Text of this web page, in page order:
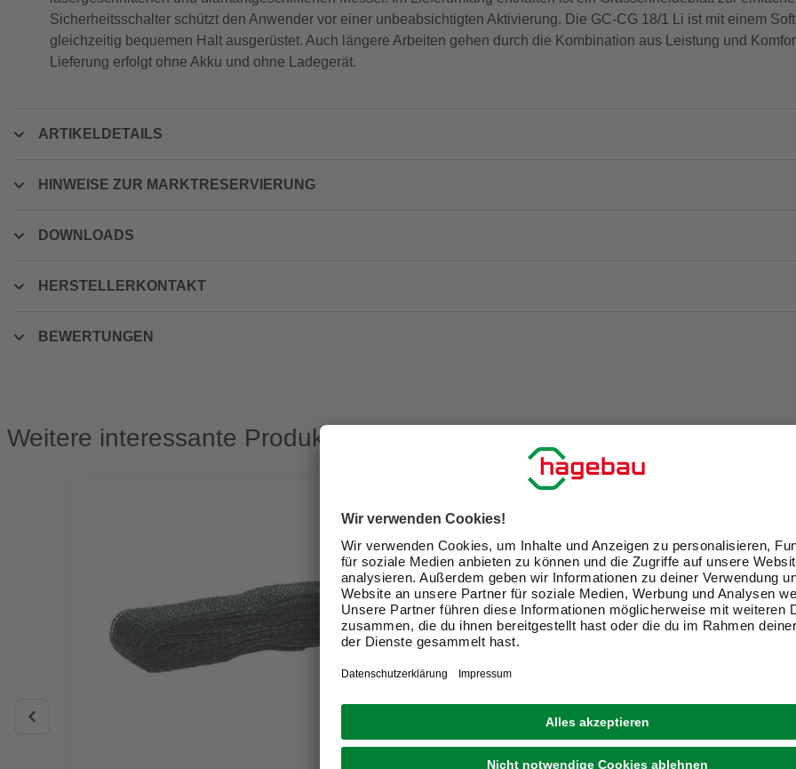
Sicherheitsschalter schützt den Anwender vor einer unbeabsichtigten Aktivierung. Die GC-CG 18/1 Li ist mit einem
gleichzeitig bequemen Halt ausgerüstet. Auch längere Arbeiten gehen durch die Kombination aus Leistung und
Lieferung erfolgt ohne Akku und ohne Ladegerät.
ARTIKELDETAILS
HINWEISE ZUR MARKTRESERVIERUNG
DOWNLOADS
HERSTELLERKONTAKT
BEWERTUNGEN
Weitere interessante Produkte